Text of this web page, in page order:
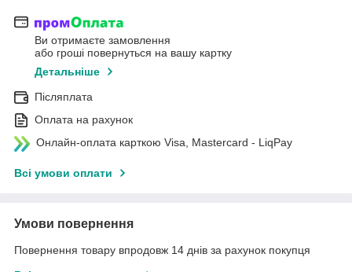
Ви отримаєте замовлення
або гроші повернуться на вашу картку
Детальніше
Післяплата
Оплата на рахунок
Онлайн-оплата карткою Visa, Mastercard - LiqPay
Всі умови оплати
Умови повернення
Повернення товару впродовж 14 днів за рахунок покупця